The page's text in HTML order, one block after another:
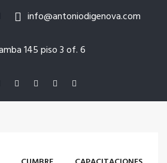
info@antoniodigenova.com
145 piso 3 of. 6